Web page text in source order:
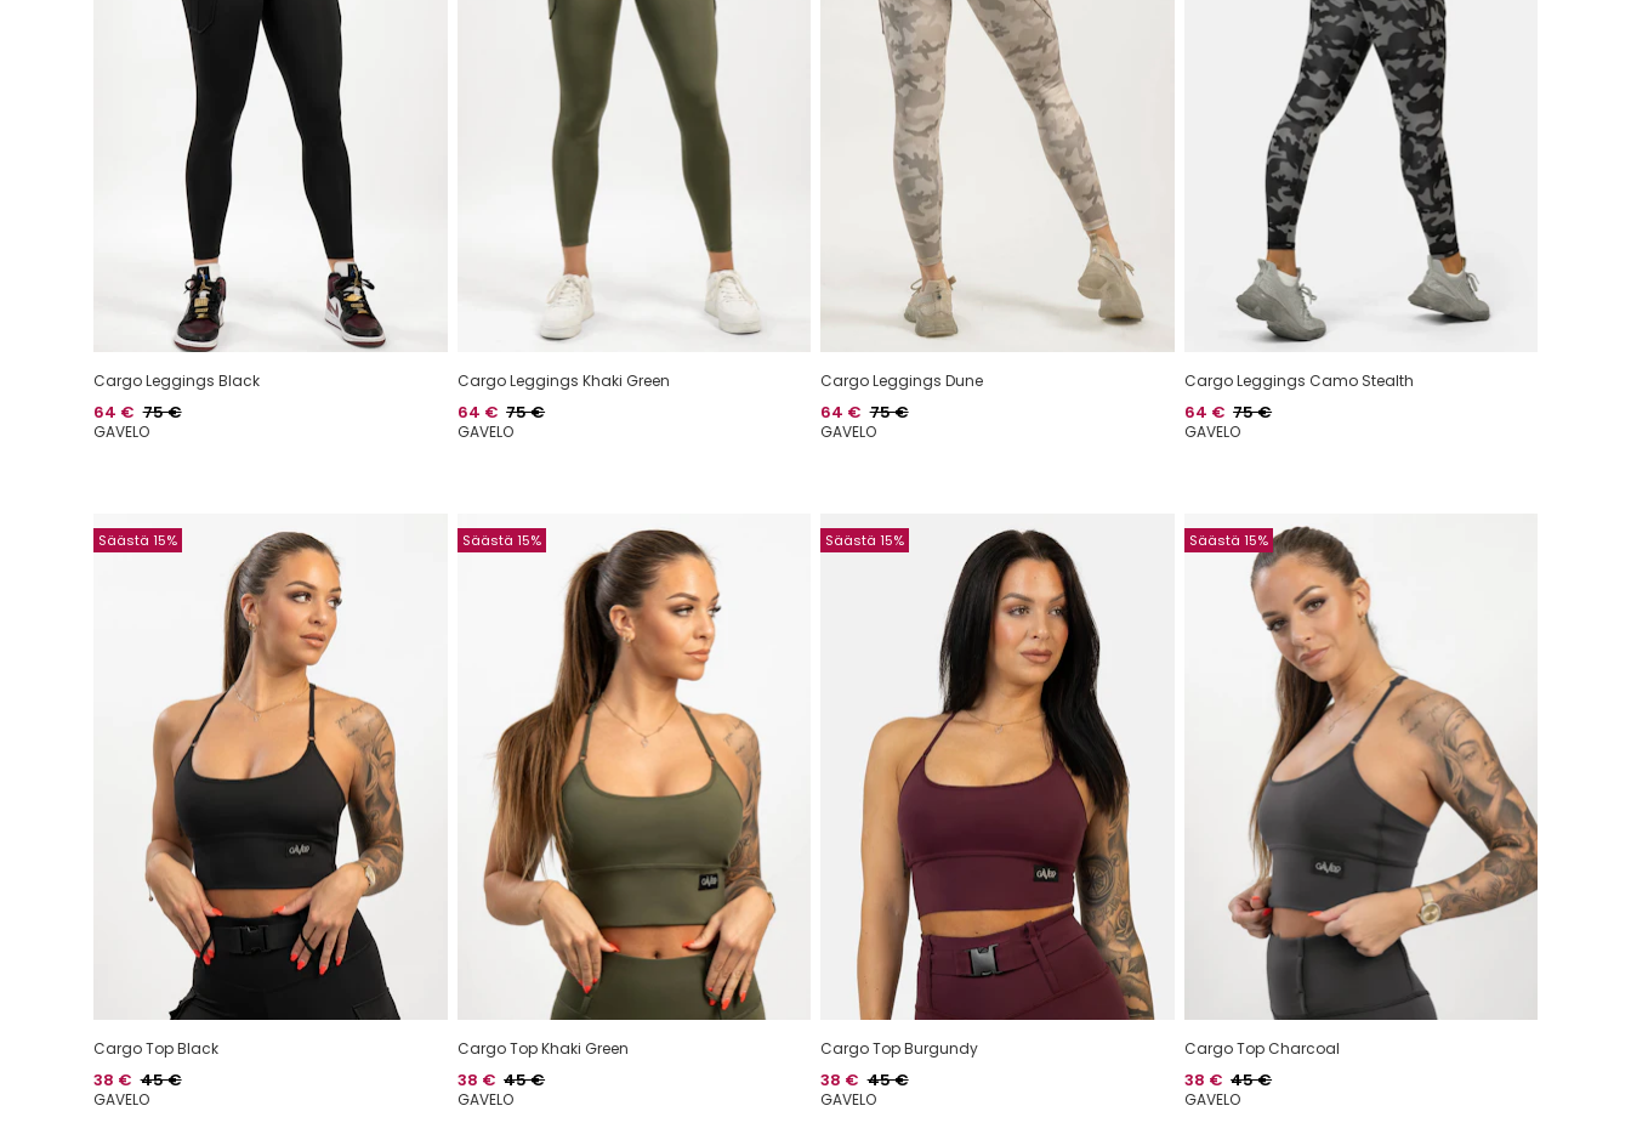
Cargo Leggings Black
Hinta
64 € Normaalihinta
75 €
GAVELO
Cargo Leggings Khaki Green
Hinta
64 € Normaalihinta
75 €
GAVELO
Cargo Leggings Dune
Hinta
64 € Normaalihinta
75 €
GAVELO
Cargo Leggings Camo Stealth
Hinta
64 € Normaalihinta
75 €
GAVELO
Säästä 15%
Cargo Top Black
Hinta
38 € Normaalihinta
45 €
GAVELO
Säästä 15%
Cargo Top Khaki Green
Hinta
38 € Normaalihinta
45 €
GAVELO
Säästä 15%
Cargo Top Burgundy
Hinta
38 € Normaalihinta
45 €
GAVELO
Säästä 15%
Cargo Top Charcoal
Hinta
38 € Normaalihinta
45 €
GAVELO